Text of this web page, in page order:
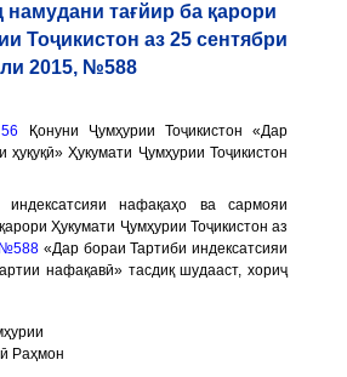
тағйир ба қарори
Тоҷикистон аз 25 сентябри
2015, №588
Қонуни Ҷумҳурии Тоҷикистон «Дар
Ҳукумати Ҷумҳурии Тоҷикистон
индексатсияи нафақаҳо ва сармояи
Ҳукумати Ҷумҳурии Тоҷикистон аз
№588 «Дар бораи Тартиби индексатсияи
нафақавӣ» тасдиқ шудааст, хориҷ
Раҳмон